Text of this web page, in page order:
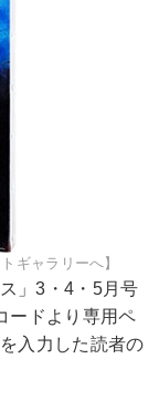
ギャラリーへ】
」3・4・5月号
ードより専用ペ
入力した読者の